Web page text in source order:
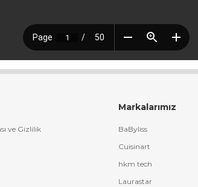
ve Gizlilik
Markalarımız
BaByliss
Cuisinart
hkm tech
Laurastar